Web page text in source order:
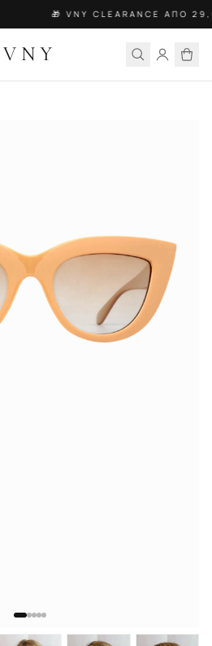
🎁 VNY CLEARANCE ΑΠΟ
VNY